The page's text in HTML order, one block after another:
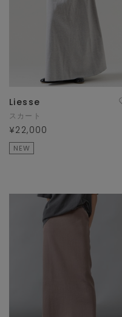
Liesse
スカート
¥22,000
NEW